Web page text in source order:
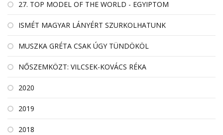
27. TOP MODEL OF THE WORLD - EGYIPTOM
ISMÉT MAGYAR LÁNYÉRT SZURKOLHATUNK
MUSZKA GRÉTA CSAK ÚGY TÜNDÖKÖL
NŐSZEMKÖZT: VILCSEK-KOVÁCS RÉKA
2020
2019
2018